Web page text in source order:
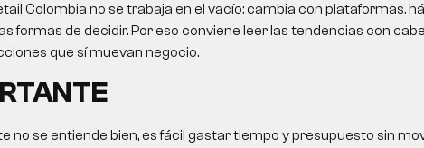
Colombia no se trabaja en el vacío: cambia con plataformas,
formas de decidir. Por eso conviene leer las tendencias con
que sí muevan negocio.
no se entiende bien, es fácil gastar tiempo y presupuesto sin